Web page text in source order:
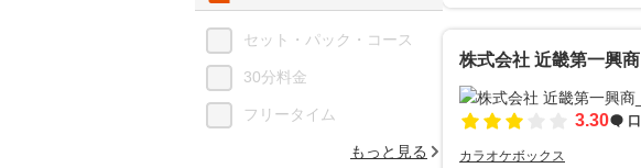
株式会社 近畿第一興商
3.30
カラオケボックス
セット・パック・コース
30分料金
フリータイム
もっと見る